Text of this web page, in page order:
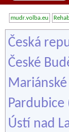
mudr.volba.eu
Česká
České
Mariánské
Pardubice
Ústí nad